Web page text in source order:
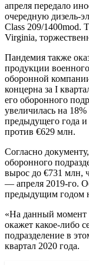
апреля передало
очередную дизель-
Class 209/1400mod.
Virginia,
Пандемия также
продукции
оборонной
концерна за I
его оборонного
увеличилась на
предыдущего года и
против €629 млн.
Согласно
оборонного
вырос до €731 млн,
— апреля 2019-го.
предыдущим годом
«На данный момент
окажет какое-либо
подразделение в
квартал 2020 года.